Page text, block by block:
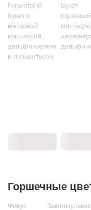
Гигантский
букет с
метровой
маттиолой,
дельфиниумом
и лизиантусом
Букет
Горшечные
Фикус
Замиокулькас